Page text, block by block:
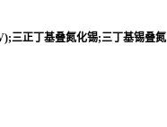
三正丁基叠氮化锡;三丁基锡叠氮